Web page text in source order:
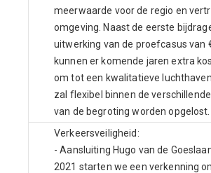
meerwaarde voor de regio en
omgeving. Naast de eerste
uitwerking van de proefcasus van
kunnen er komende jaren extra
om tot een kwalitatieve
zal flexibel binnen de
van de begroting worden opgelost.
Verkeersveiligheid:
- Aansluiting Hugo van de
2021 starten we een verkenning